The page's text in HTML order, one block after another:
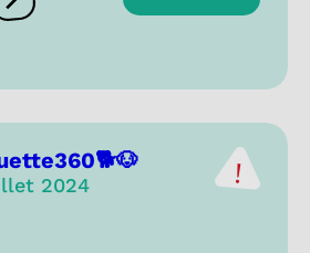
Ouvrir les réactions
2024